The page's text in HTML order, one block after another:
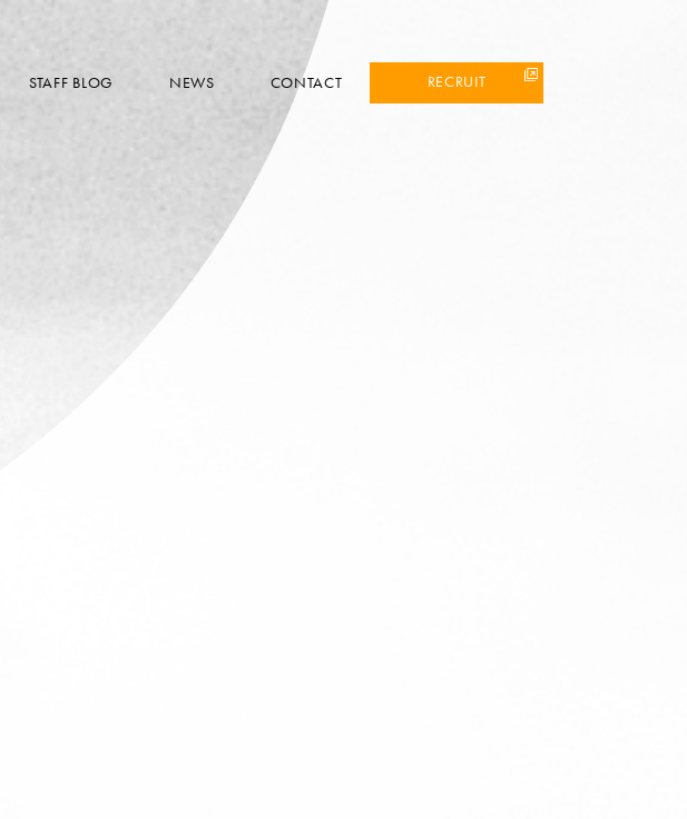
STAFF BLOG NEWS CONTACT RECRUIT